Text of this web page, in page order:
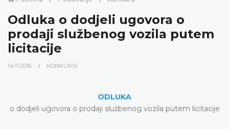
Odluka o dodjeli ugovora o
prodaji službenog vozila putem
licitacije
14.11.2016. KONKURSI
ODLUKA
o dodjeli ugovora o prodaji službenog vozila putem licitacije